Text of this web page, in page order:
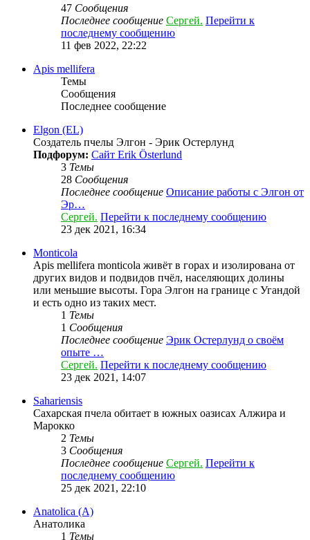
47 Сообщения
Последнее сообщение Сергей. Перейти к
последнему сообщению
11 фев 2022, 22:22
Apis mellifera
Темы
Сообщения
Последнее сообщение
Elgon (EL)
Создатель пчелы Элгон - Эрик Остерлунд
Подфорум: Сайт Erik Österlund
3 Темы
28 Сообщения
Последнее сообщение Описание работы с Элгон от
Эр…
Сергей. Перейти к последнему сообщению
23 дек 2021, 16:34
Monticola
Apis mellifera monticola живёт в горах и изолирована от
других видов и подвидов пчёл, населяющих долины
или меньшие высоты. Гора Элгон на границе с Угандой
и есть одно из таких мест.
1 Темы
1 Сообщения
Последнее сообщение Эрик Остерлунд о своём
опыте …
Сергей. Перейти к последнему сообщению
23 дек 2021, 14:07
Sahariensis
Сахарская пчела обитает в южных оазисах Алжира и
Марокко
2 Темы
3 Сообщения
Последнее сообщение Сергей. Перейти к
последнему сообщению
25 дек 2021, 22:10
Anatolica (A)
Анатолика
1 Темы